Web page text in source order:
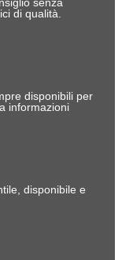
di qualità.
disponibili per
informazioni
disponibile e